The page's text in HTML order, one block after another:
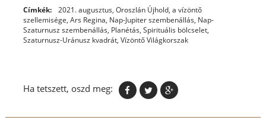
Címkék: 2021. augusztus, Oroszlán Újhold, a vízöntő
szellemisége, Ars Regina, Nap-Jupiter szembenállás, Nap-
Szaturnusz szembenállás, Planétás, Spirituális bölcselet,
Szaturnusz-Uránusz kvadrát, Vízöntő Világkorszak
Ha tetszett, oszd meg: